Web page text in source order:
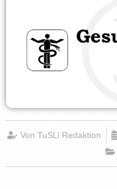
Von TuSLi Redaktion